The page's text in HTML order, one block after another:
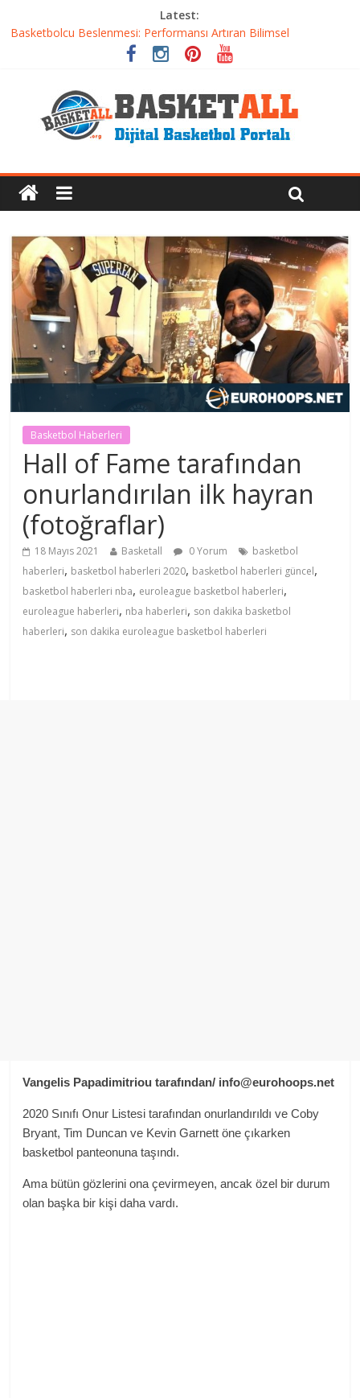
Latest:
Basketbolcu Beslenmesi: Performansı Artıran Bilimsel
Basketbolda Şut Antrenmanı ve Grafik Oluşturma
Dünyanın En İyi Basketbol Takımı: Gerçek Şampiyon Kim?
Etkili Basketbol Antrenmanı Nasıl Olmalı
Basketbol Haberleri
Hall of Fame tarafından
onurlandırılan ilk hayran
(fotoğraflar)
18 Mayıs 2021 Basketall 0 Yorum
basketbol
haberleri, basketbol haberleri 2020, basketbol haberleri güncel,
basketbol haberleri nba, euroleague basketbol haberleri,
euroleague haberleri, nba haberleri, son dakika basketbol
haberleri, son dakika euroleague basketbol haberleri
Vangelis Papadimitriou tarafından/ info@eurohoops.net
2020 Sınıfı Onur Listesi tarafından onurlandırıldı ve Coby
Bryant, Tim Duncan ve Kevin Garnett öne çıkarken
basketbol panteonuna taşındı.
Ama bütün gözlerini ona çevirmeyen, ancak özel bir durum
olan başka bir kişi daha vardı.